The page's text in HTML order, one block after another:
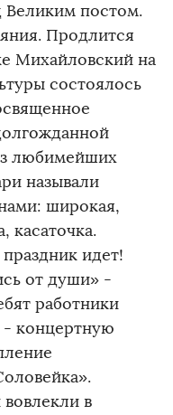
Великим постом.
Продлится
Михайловский на
состоялось
любимейших
называли
широкая,
касаточка.
идет!
от души» -
работники
- концертную
в